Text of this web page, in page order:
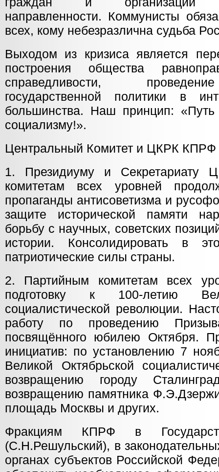
направленности. Коммунисты
всех, кому небезразлична судьба
Выходом из кризиса является
построения общества
справедливости,
государственной политики в
большинства. Наш принцип:
социализму!».
Центральный Комитет и ЦКРК КПРФ
1. Президиуму и Секретариату
комитетам всех уровней
пропаганды антисоветизма и
защите исторической памяти
борьбу с научных, советских
истории. Консолидировать в
патриотические силы страны.
2. Партийным комитетам всех
подготовку к 100-летию
социалистической революции.
работу по проведению
посвящённого юбилею Октября.
инициатив: по установлению 7
Великой Октябрьской
возвращению городу
возвращению памятника
площадь Москвы и других.
Фракциям КПРФ в
(С.Н.Решульский), в
органах субъектов Российской